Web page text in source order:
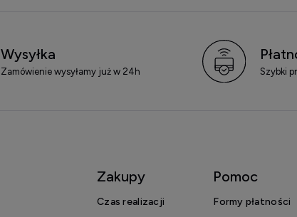
Wysyłka
Zamówienie wysyłamy już w 24h Szybki
Zakupy
Czas realizacji
Pomoc
Formy płatności